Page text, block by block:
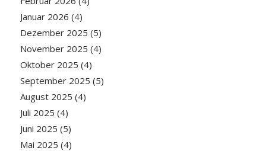
Januar 2026 (4)
Dezember 2025 (5)
November 2025 (4)
Oktober 2025 (4)
September 2025 (5)
August 2025 (4)
Juli 2025 (4)
Juni 2025 (5)
Mai 2025 (4)